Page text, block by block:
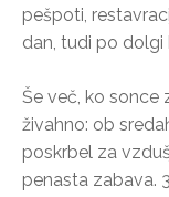
pešpoti,
dan, tudi po dolgi
Še več, ko sonce
živahno: ob
poskrbel za
penasta zabava.